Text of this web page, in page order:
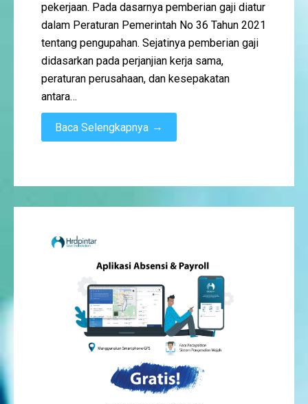
pekerjaan. Pada dasarnya pemberian gaji diatur
dalam Peraturan Pemerintah No 36 Tahun 2021
tentang pengupahan. Sejatinya pemberian gaji
didasarkan pada perjanjian kerja sama,
peraturan perusahaan, dan kesepakatan
antara…
Baca Selengkapnya →